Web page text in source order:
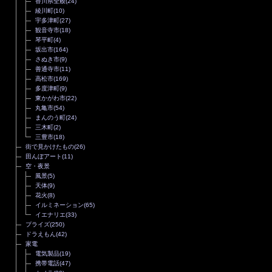
綾川町(10)
宇多津町(27)
観音寺市(18)
琴平町(4)
坂出市(164)
さぬき市(9)
善通寺市(11)
高松市(169)
多度津町(9)
東かがわ市(22)
丸亀市(54)
まんのう町(24)
三木町(2)
三豊市(18)
街で見かけたもの(26)
田んぼアート(11)
空・夜景
風景(5)
天体(9)
花火(8)
イルミネーション(65)
イエナリエ(33)
プライズ(250)
ドラえもん(42)
家電
電気製品(19)
携帯電話(47)